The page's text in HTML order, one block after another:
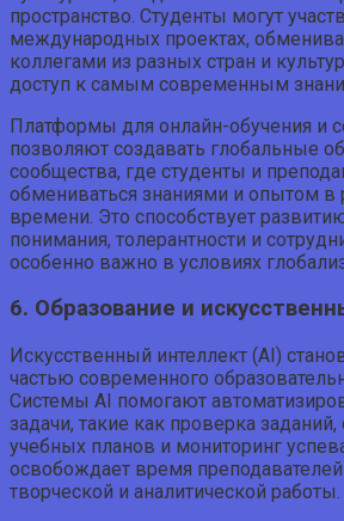
пространство. Студенты могут
международных проектах,
коллегами из разных стран и
доступ к самым современным
Платформы для онлайн-обучения и
позволяют создавать глобальные
сообщества, где студенты и
обмениваться знаниями и опытом в
времени. Это способствует
понимания, толерантности и
особенно важно в условиях
6. Образование и
Искусственный интеллект (AI)
частью современного
Системы AI помогают
задачи, такие как проверка заданий,
учебных планов и мониторинг
освобождает время
творческой и аналитической работы.